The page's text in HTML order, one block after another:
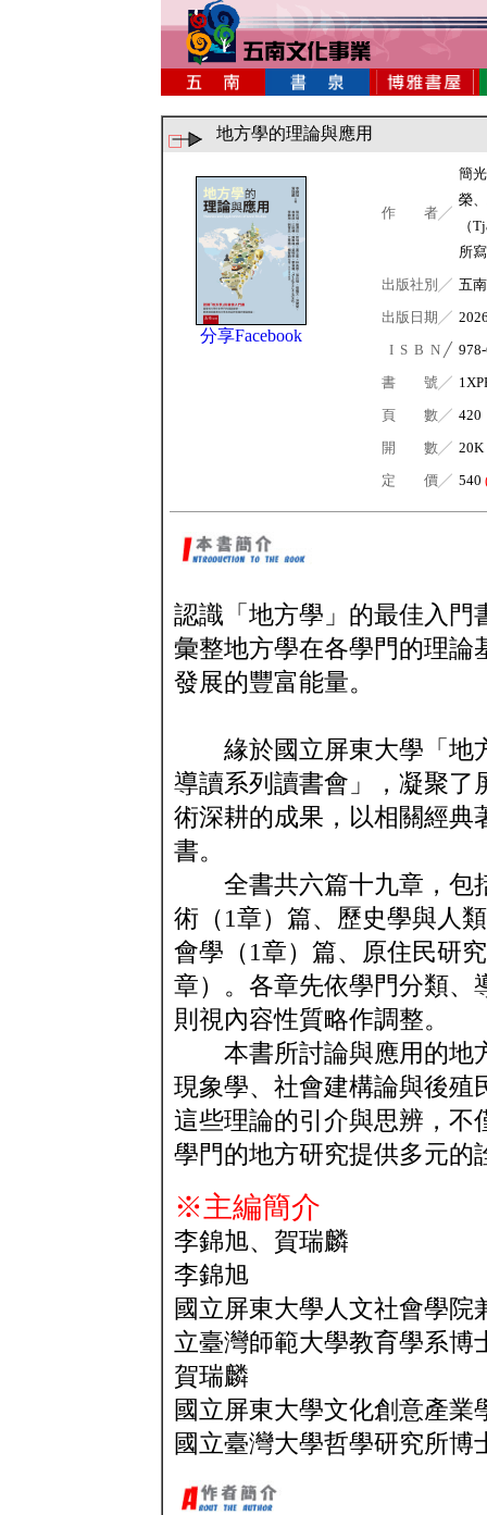
地方學的理論與應用
分享Facebook
作 者╱
簡
榮
（
所
出版社別╱ 五南
出版日期╱
I S B N ╱
書 號╱
頁 數╱ 420
開 數╱ 20K
定 價╱ 540
認識「地方學」的最佳入門
彙整地方學在各學門的理論
發展的豐富能量。
緣於國立屏東大學「地
導讀系列讀書會」，凝聚了
術深耕的成果，以相關經典
書。
全書共六篇十九章，包
術（1章）篇、歷史學與人
會學（1章）篇、原住民研
章）。各章先依學門分類、
則視內容性質略作調整。
本書所討論與應用的地
現象學、社會建構論與後殖
這些理論的引介與思辨，不
學門的地方研究提供多元的
※主編簡介
李錦旭、賀瑞麟
李錦旭
國立屏東大學人文社會學
立臺灣師範大學教育學系博
賀瑞麟
國立屏東大學文化創意產
國立臺灣大學哲學研究所博